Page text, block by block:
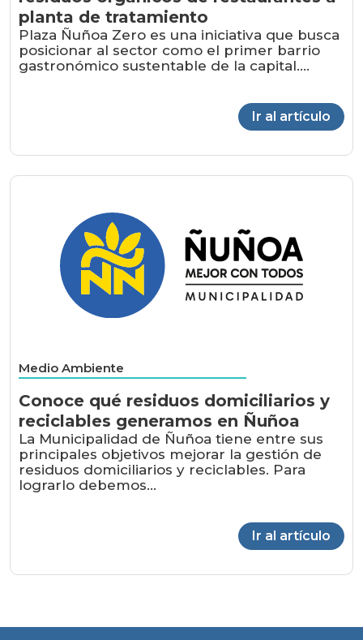
planta de tratamiento
Plaza Ñuñoa Zero es una iniciativa que busca
posicionar al sector como el primer barrio
gastronómico sustentable de la capital....
Ir al artículo
Medio Ambiente
Conoce qué residuos domiciliarios y
reciclables generamos en Ñuñoa
La Municipalidad de Ñuñoa tiene entre sus
principales objetivos mejorar la gestión de
residuos domiciliarios y reciclables. Para
lograrlo debemos...
Ir al artículo